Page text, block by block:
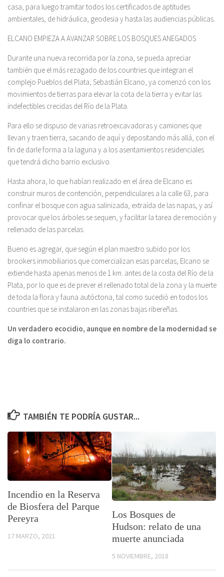
casa, para luego tramitar todos los certificados de aptitudes
ambientales, de hidráulica, geodesia y hasta las audiencias públicas.
ELCANO EMPIEZA A AVANZAR SOBRE LOS BOSQUES ANEGADOS
Durante una nueva recorrida por la zona, se pueda apreciar
también que el más rezagado de los countries que integran el
complejo Pueblos del Plata, Sebastián Elcano, ya comenzó con los
movimientos de tierras para elevar la cota de la tierra y evitar las
indefectibles crecidas del Río de la Plata.
Para ello se dispuso de varias retroexcavadoras y camiones que
llevan y traen tierra, sacando de aquí y depositando más allá, con el
fin de darle forma a la laguna y a los asentamientos residenciales
que tendrá dicho barrio exclusivo.
Hasta ahora, lo que habían realizado en el área de Elcano es
construir muros de contención, perpendiculares a la calle 63, para
confinar el bosque con agua salinizada, extraída de las napas, y así
provocar que los árboles se sequen, y facilitar la tarea de remoción y
rellenado de las parcelas.
Bueno es agregar, que según el plan maestro subido por los
brookers inmobiliarios que comercializan esas parcelas, Elcano se
extiende hasta apenas menos de 1 km. antes de la costa del Río de la
Plata, por lo que es de prever el rellenado total de la zona y la muerte
de toda la flora y fauna autóctona, tal como sucedió en todos los
countries que se instalaron en las zonas bajas ribereñas.
Un verdadero ecocidio, aunque en nombre de la modernidad se
diga lo contrario.
TAMBIÉN TE PODRÍA GUSTAR...
Incendio en la Reserva
de Biosfera del Parque
Pereyra
17 MARZO, 2021
Los Bosques de
Hudson: relato de una
muerte anunciada
5 NOVIEMBRE, 2018